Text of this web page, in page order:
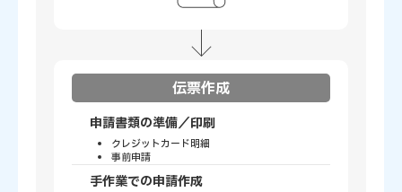
伝票作成
申請書類の準備／印刷
クレジットカード明細
事前申請
手作業での申請作成